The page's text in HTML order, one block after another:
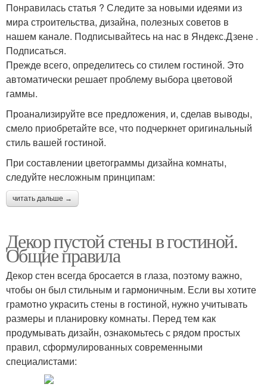
Понравилась статья ? Следите за новыми идеями из
мира строительства, дизайна, полезных советов в
нашем канале. Подписывайтесь на нас в Яндекс.Дзене .
Подписаться.
Прежде всего, определитесь со стилем гостиной. Это
автоматически решает проблему выбора цветовой
гаммы.
Проанализируйте все предложения, и, сделав выводы,
смело приобретайте все, что подчеркнет оригинальный
стиль вашей гостиной.
При составлении цветограммы дизайна комнаты,
следуйте несложным принципам:
читать дальше →
Декор пустой стены в гостиной.
Общие правила
Декор стен всегда бросается в глаза, поэтому важно,
чтобы он был стильным и гармоничным. Если вы хотите
грамотно украсить стены в гостиной, нужно учитывать
размеры и планировку комнаты. Перед тем как
продумывать дизайн, ознакомьтесь с рядом простых
правил, сформулированных современными
специалистами: